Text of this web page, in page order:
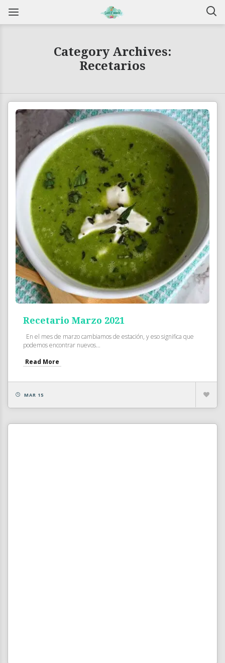
Category Archives:
Recetarios
Recetario Marzo 2021
En el mes de marzo cambiamos de estación, y eso significa que
podemos encontrar nuevos...
Read More
MAR 15